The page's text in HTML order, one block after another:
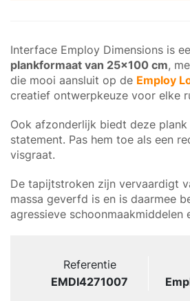
Interface Employ Dimensions is
plankformaat van 25×100 cm,
die mooi aansluit op de Employ
creatief ontwerpkeuze voor elke
Ook afzonderlijk biedt deze plank
statement. Pas hem toe als een
visgraat.
De tapijtstroken zijn vervaardigt
massa geverfd is en is daarmee
agressieve schoonmaakmiddelen
Referentie
EMDI4271007